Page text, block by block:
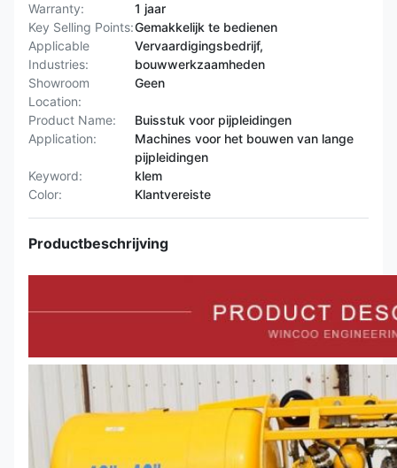
Warranty:
1 jaar
Key Selling Points:Gemakkelijk te bedienen
Applicable
Industries:
Vervaardigingsbedrijf,
bouwwerkzaamheden
Showroom
Location:
Geen
Product Name:
Buisstuk voor pijpleidingen
Application:
Machines voor het bouwen van lange
pijpleidingen
Keyword:
klem
Color:
Klantvereiste
Productbeschrijving